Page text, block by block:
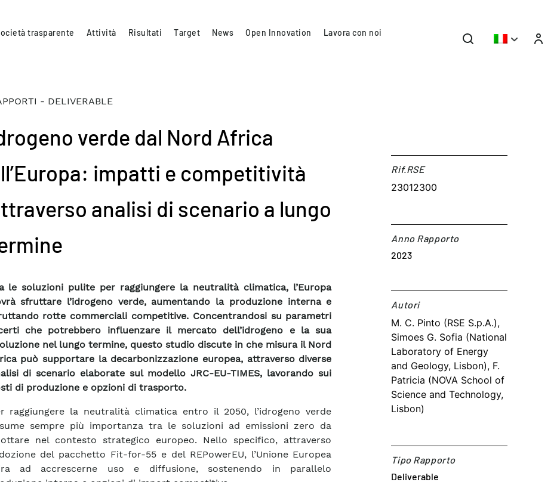
trasparente Attività Risultati Target News Open Innovation Lavora con noi
- DELIVERABLE
verde dal Nord Africa
impatti e competitività
analisi di scenario a lungo
le soluzioni pulite per raggiungere la neutralità climatica, l’Europa
sfruttare l’idrogeno verde, aumentando la produzione interna e
rotte commerciali competitive. Concentrandosi su parametri
che potrebbero influenzare il mercato dell’idrogeno e la sua
nel lungo termine, questo studio discute in che misura il Nord
può supportare la decarbonizzazione europea, attraverso diverse
di scenario elaborate sul modello JRC-EU-TIMES, lavorando sui
di produzione e opzioni di trasporto.
raggiungere la neutralità climatica entro il 2050, l’idrogeno verde
sempre più importanza tra le soluzioni ad emissioni zero da
nel contesto strategico europeo. Nello specifico, attraverso
del pacchetto Fit-for-55 e del REPowerEU, l’Unione Europea
ad accrescerne uso e diffusione, sostenendo in parallelo
Rif.RSE​
23012300
Anno Rapporto
2023
Autori​
M. C. Pinto (RSE S.p.A.),
Simoes G. Sofia (National
Laboratory of Energy
and Geology, Lisbon), F.
Patricia (NOVA School of
Science and Technology,
Lisbon)
Tipo Rapporto
Deliverable